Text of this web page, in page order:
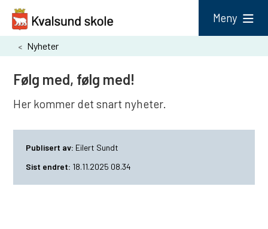
K
v
a
u
n
k
Meny
Du
her:
Nyheter
Følg med, følg med!
Her kommer det snart nyheter.
Publisert av Eilert Sundt
Sist endret 18.11.2025 08.34